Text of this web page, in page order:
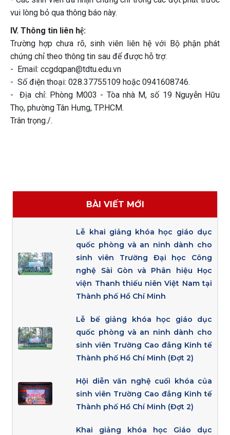
vui lòng bỏ qua thông báo này.
IV. Thông tin liên hệ:
Trường hợp chưa rõ, sinh viên liên hệ với Bộ phận phát
chứng chỉ theo thông tin sau để được hỗ trợ:
- Email: ccgdqpan@tdtu.edu.vn
- Số điện thoại: 028.37755109 hoặc 0941608746.
- Địa chỉ: Phòng M003 - Tòa nhà M, số 19 Nguyễn Hữu
Thọ, phường Tân Hưng, TP.HCM.
Trân trọng./.
BÀI VIẾT MỚI
Lễ khai giảng khóa học giáo dục
quốc phòng và an ninh dành cho
sinh viên Trường Đại học Công
nghệ Sài Gòn và Phân hiệu Học
viện Thanh thiếu niên Việt Nam tại
Thành phố Hồ Chí Minh
Lễ bế giảng khóa học giáo dục
quốc phòng và an ninh dành cho
sinh viên Trường Cao đẳng Kinh tế
Thành phố Hồ Chí Minh (Đợt 2)
Hội diễn văn nghệ cuối khóa của
sinh viên Trường Cao đẳng Kinh tế
Thành phố Hồ Chí Minh (Đợt 2)
Khai giảng khóa học Giáo dục